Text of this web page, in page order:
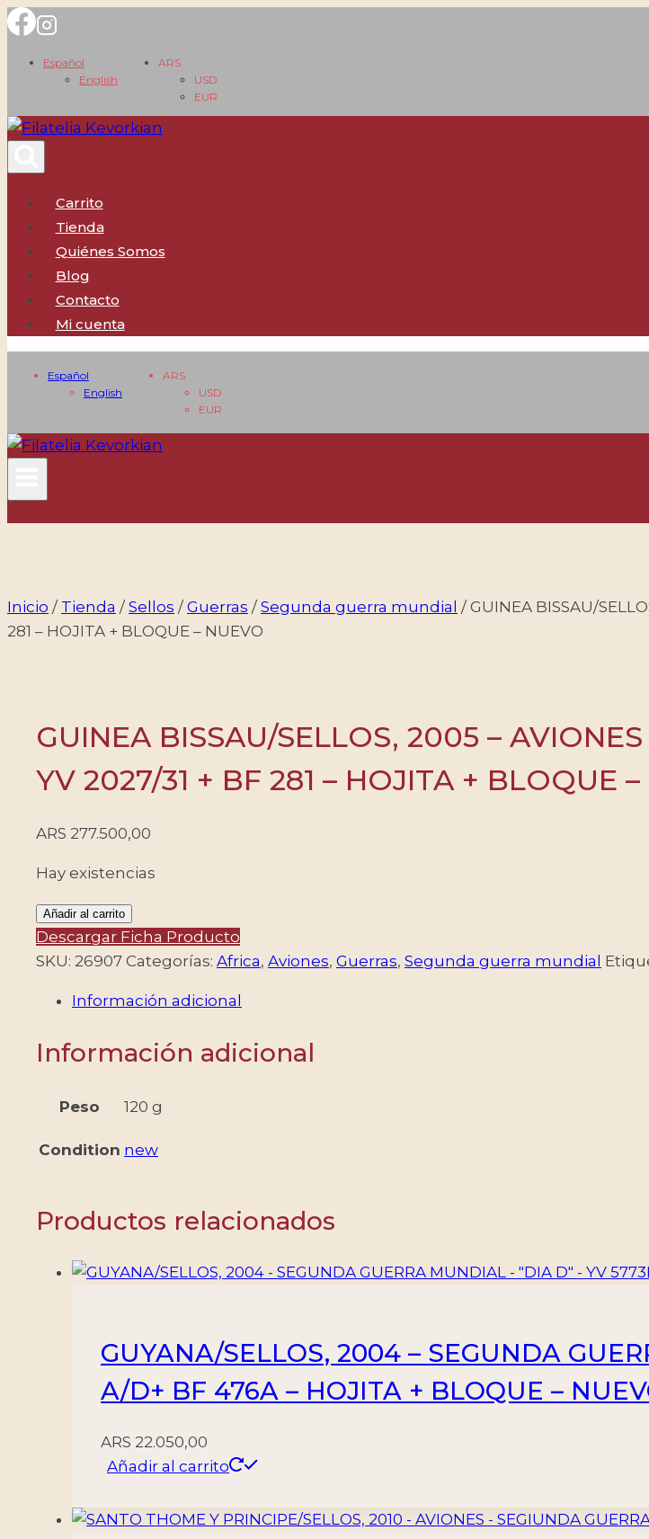
Saltar
contenido
Español
English
ARS
USD
EUR
Carrito
Tienda
Quiénes Somos
Blog
Contacto
Mi cuenta
Español
English
ARS
USD
EUR
Inicio / Tienda / Sellos / Guerras / Segunda guerra mundial / GUINEA BISSAU/
281 – HOJITA + BLOQUE – NUEVO
GUINEA BISSAU/SELLOS, 2005 –
YV 2027/31 + BF 281 – HOJITA + BLOQUE
ARS 277.500,00
Hay existencias
GUINEA
BISSAU/SELLOS,
2005
AVIONES
SEGUNDA
MUNDIAL
YV
BF
BLOQUE
Añadir al carrito
Descargar Ficha Producto
SKU: 26907 Categorías: Africa, Aviones, Guerras, Segunda guerra mundial
Información adicional
Información adicional
Peso 120 g
Condition new
Productos relacionados
GUYANA/SELLOS, 2004 – SEGUNDA
A/D+ BF 476A – HOJITA + BLOQUE –
ARS 22.050,00
Añadir al carrito